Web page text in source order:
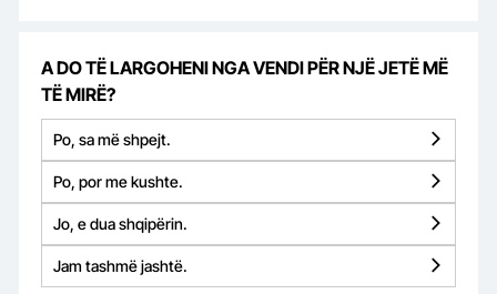
A DO TË LARGOHENI NGA VENDI PËR NJË JETË MË
TË MIRË?
Po, sa më shpejt.
Po, por me kushte.
Jo, e dua shqipërin.
Jam tashmë jashtë.